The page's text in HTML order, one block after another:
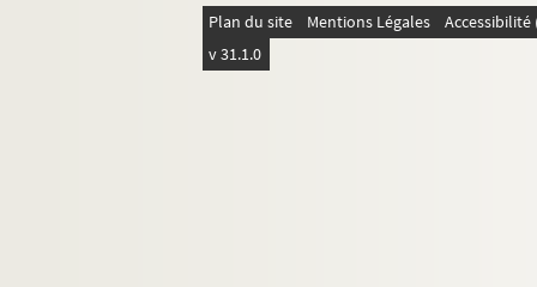
Eugène Manuel. Les ouvriers : drame en 1
Plan du site Mentions Légales
v 31.1.0